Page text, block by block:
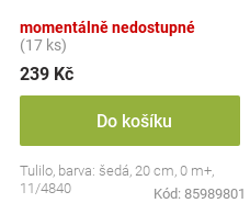
momentálně nedostupné
(17 ks)
239 Kč
Do košíku
Tulilo, barva: šedá, 20 cm, 0 m+,
11/4840
Kód: 85989801